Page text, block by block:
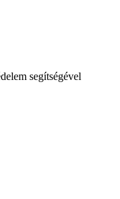
segítségével